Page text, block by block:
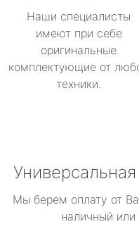
Наши специалисты
имеют при себе
оригинальные
комплектующие от
техники.
Мы берем оплату от
наличный или